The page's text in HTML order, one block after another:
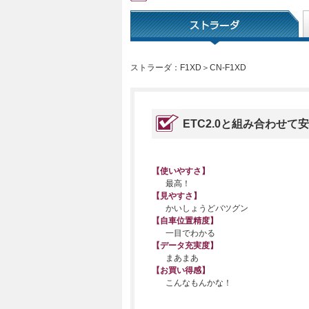
ストラーダ：F1XD＞CN-F1XD
ETC2.0と組み合わせて
【使いやすさ】
最高！
【見やすさ】
かいしょうどバツグン
【自車位置精度】
一目でわかる
【データ充実度】
まあまあ
【お買い得感】
こんなもんかな！